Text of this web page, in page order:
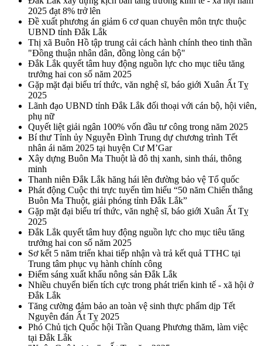
2025 đạt 8% trở lên
Đề xuất phương án giảm 6 cơ quan chuyên môn trực thuộc
UBND tỉnh Đắk Lắk
Thị xã Buôn Hồ tập trung cải cách hành chính theo tinh thần
"Đồng thuận nhân dân, đồng lòng cán bộ"
Đắk Lắk quyết tâm huy động nguồn lực cho mục tiêu tăng
trưởng hai con số năm 2025
Gặp mặt đại biểu trí thức, văn nghệ sĩ, báo giới Xuân Ất Tỵ
2025
Lãnh đạo UBND tỉnh Đắk Lắk đối thoại với cán bộ, hội viên,
phụ nữ
Quyết liệt giải ngân 100% vốn đầu tư công trong năm 2025
Bí thư Tỉnh ủy Nguyễn Đình Trung dự chương trình Tết
nhân ái năm 2025 tại huyện Cư M’Gar
Xây dựng Buôn Ma Thuột là đô thị xanh, sinh thái, thông
minh
Thanh niên Đắk Lắk hăng hái lên đường bảo vệ Tổ quốc
Phát động Cuộc thi trực tuyến tìm hiểu “50 năm Chiến thắng
Buôn Ma Thuột, giải phóng tỉnh Đắk Lắk”
Gặp mặt đại biểu trí thức, văn nghệ sĩ, báo giới Xuân Ất Tỵ
2025
Đắk Lắk quyết tâm huy động nguồn lực cho mục tiêu tăng
trưởng hai con số năm 2025
Sơ kết 5 năm triển khai tiếp nhận và trả kết quả TTHC tại
Trung tâm phục vụ hành chính công
Điểm sáng xuất khẩu nông sản Đắk Lắk
Nhiều chuyển biến tích cực trong phát triển kinh tế - xã hội ở
Đắk Lắk
Tăng cường đảm bảo an toàn vệ sinh thực phẩm dịp Tết
Nguyên đán Ất Tỵ 2025
Phó Chủ tịch Quốc hội Trần Quang Phương thăm, làm việc
tại Đắk Lắk